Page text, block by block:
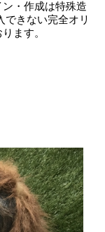
・作成は特殊造
できない完全オリ
ます。